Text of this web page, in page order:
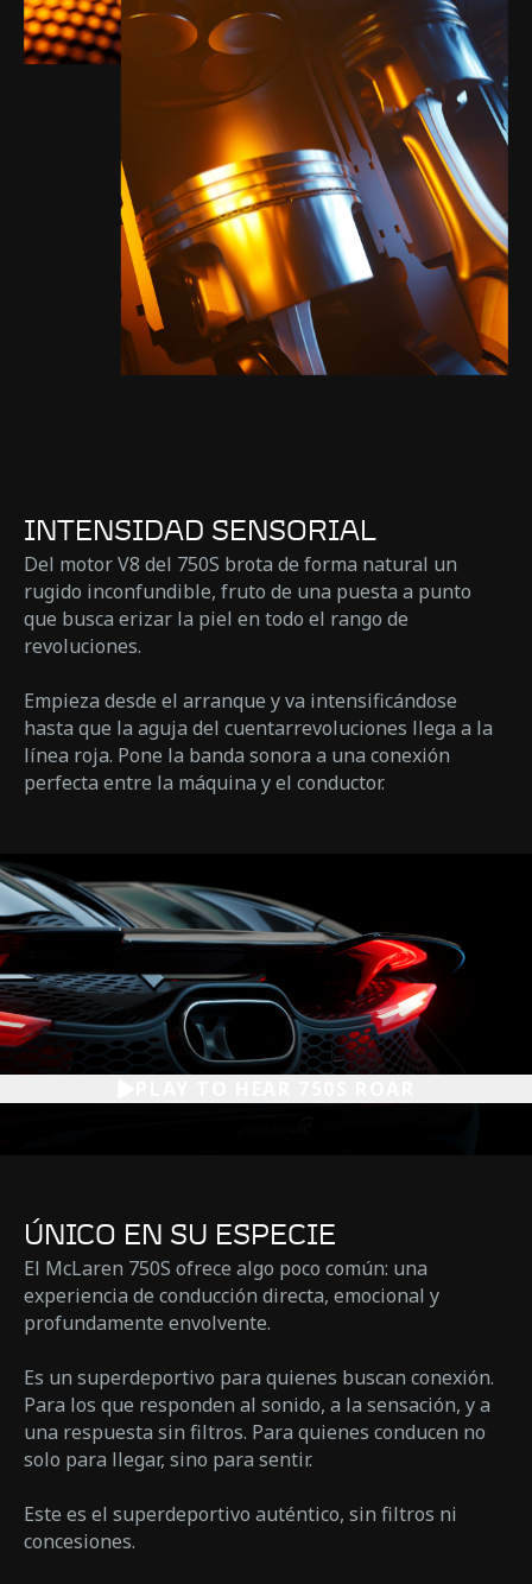
INTENSIDAD SENSORIAL
Del motor V8 del 750S brota de forma natural un
rugido inconfundible, fruto de una puesta a punto
que busca erizar la piel en todo el rango de
revoluciones.
Empieza desde el arranque y va intensificándose
hasta que la aguja del cuentarrevoluciones llega a la
línea roja. Pone la banda sonora a una conexión
perfecta entre la máquina y el conductor.
ÚNICO EN SU ESPECIE
El McLaren 750S ofrece algo poco común: una
experiencia de conducción directa, emocional y
profundamente envolvente.
Es un superdeportivo para quienes buscan conexión.
Para los que responden al sonido, a la sensación, y a
una respuesta sin filtros. Para quienes conducen no
solo para llegar, sino para sentir.
Este es el superdeportivo auténtico, sin filtros ni
concesiones.